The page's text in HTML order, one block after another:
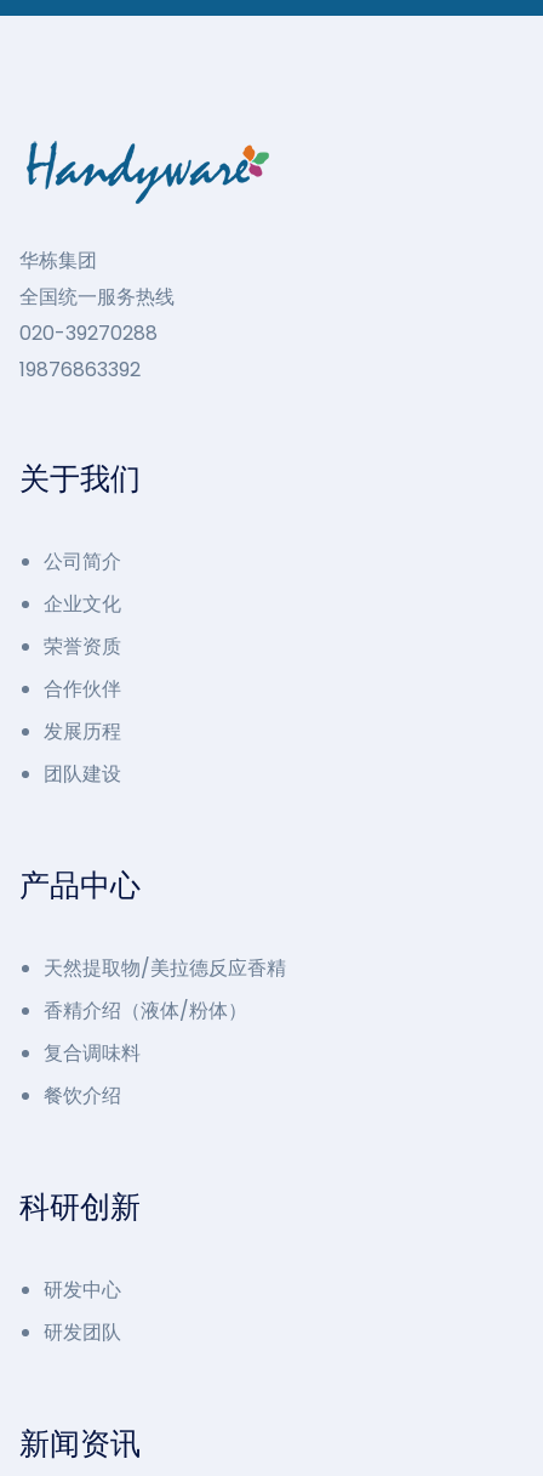
华栋集团
全国统一服务热线
020-39270288
19876863392
关于我们
公司简介
企业文化
荣誉资质
合作伙伴
发展历程
团队建设
产品中心
天然提取物/美拉德反应香精
香精介绍（液体/粉体）
复合调味料
餐饮介绍
科研创新
研发中心
研发团队
新闻资讯